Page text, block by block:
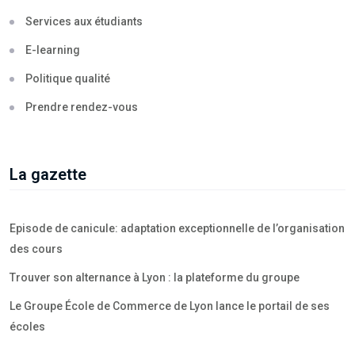
Services aux étudiants
E-learning
Politique qualité
Prendre rendez-vous
La gazette
Episode de canicule: adaptation exceptionnelle de l’organisation
des cours
Trouver son alternance à Lyon : la plateforme du groupe
Le Groupe École de Commerce de Lyon lance le portail de ses
écoles